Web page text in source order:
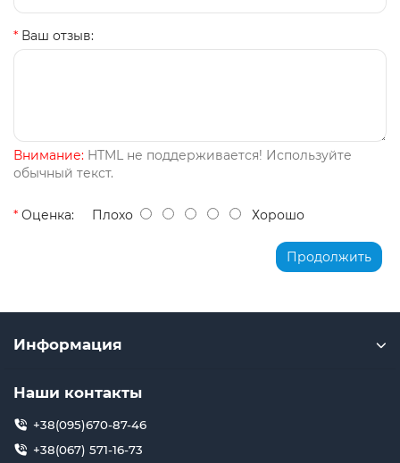
Ваш отзыв:
Внимание: HTML не поддерживается! Используйте
обычный текст.
Оценка: Плохо Хорошо
Продолжить
Информация
Наши контакты
+38(095)670-87-46
+38(067) 571-16-73